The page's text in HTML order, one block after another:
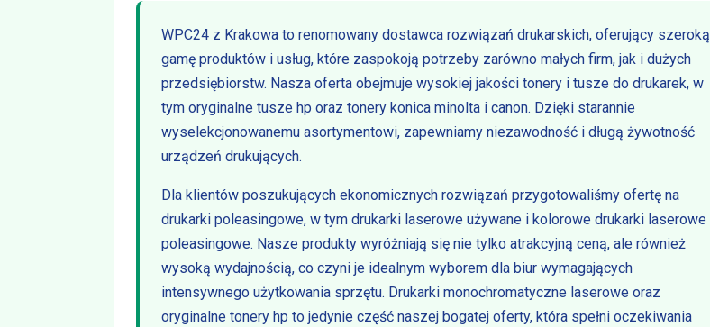
WPC24 z Krakowa to renomowany dostawca rozwiązań drukarskich, oferujący szeroką
gamę produktów i usług, które zaspokoją potrzeby zarówno małych firm, jak i dużych
przedsiębiorstw. Nasza oferta obejmuje wysokiej jakości tonery i tusze do drukarek, w
tym oryginalne tusze hp oraz tonery konica minolta i canon. Dzięki starannie
wyselekcjonowanemu asortymentowi, zapewniamy niezawodność i długą żywotność
urządzeń drukujących.
Dla klientów poszukujących ekonomicznych rozwiązań przygotowaliśmy ofertę na
drukarki poleasingowe, w tym drukarki laserowe używane i kolorowe drukarki laserowe
poleasingowe. Nasze produkty wyróżniają się nie tylko atrakcyjną ceną, ale również
wysoką wydajnością, co czyni je idealnym wyborem dla biur wymagających
intensywnego użytkowania sprzętu. Drukarki monochromatyczne laserowe oraz
oryginalne tonery hp to jedynie część naszej bogatej oferty, która spełni oczekiwania